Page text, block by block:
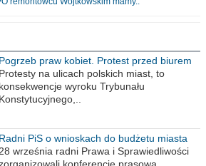
Pogrzeb praw kobiet. Protest przed biurem
poselskim PiS
Protesty na ulicach polskich miast, to
konsekwencje wyroku Trybunału
Konstytucyjnego,..
Radni PiS o wnioskach do budżetu miasta
na 2021 rok
28 września radni Prawa i Sprawiedliwości